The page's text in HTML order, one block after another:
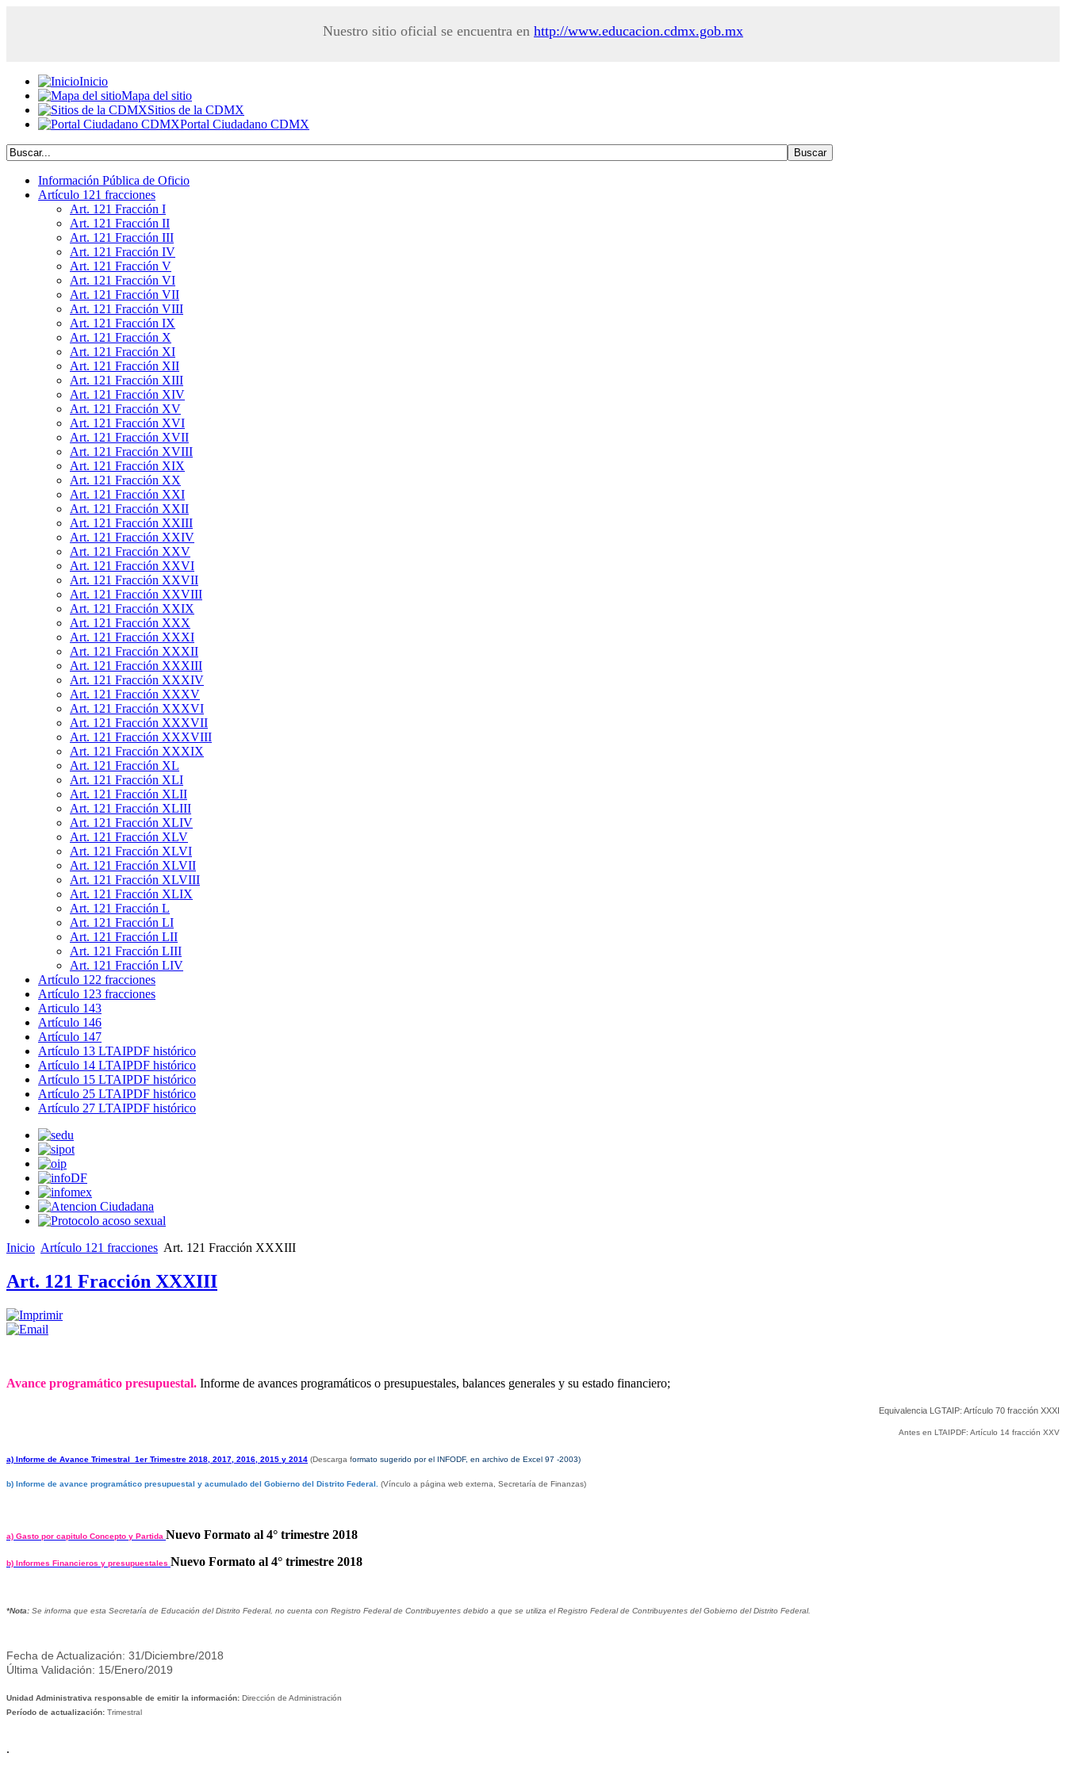
Nuestro sitio oficial se encuentra en http://www.educacion.cdmx.gob.mx
Inicio
Mapa del sitio
Sitios de la CDMX
Portal Ciudadano CDMX
Información Pública de Oficio
Artículo 121 fracciones
Art. 121 Fracción I
Art. 121 Fracción II
Art. 121 Fracción III
Art. 121 Fracción IV
Art. 121 Fracción V
Art. 121 Fracción VI
Art. 121 Fracción VII
Art. 121 Fracción VIII
Art. 121 Fracción IX
Art. 121 Fracción X
Art. 121 Fracción XI
Art. 121 Fracción XII
Art. 121 Fracción XIII
Art. 121 Fracción XIV
Art. 121 Fracción XV
Art. 121 Fracción XVI
Art. 121 Fracción XVII
Art. 121 Fracción XVIII
Art. 121 Fracción XIX
Art. 121 Fracción XX
Art. 121 Fracción XXI
Art. 121 Fracción XXII
Art. 121 Fracción XXIII
Art. 121 Fracción XXIV
Art. 121 Fracción XXV
Art. 121 Fracción XXVI
Art. 121 Fracción XXVII
Art. 121 Fracción XXVIII
Art. 121 Fracción XXIX
Art. 121 Fracción XXX
Art. 121 Fracción XXXI
Art. 121 Fracción XXXII
Art. 121 Fracción XXXIII
Art. 121 Fracción XXXIV
Art. 121 Fracción XXXV
Art. 121 Fracción XXXVI
Art. 121 Fracción XXXVII
Art. 121 Fracción XXXVIII
Art. 121 Fracción XXXIX
Art. 121 Fracción XL
Art. 121 Fracción XLI
Art. 121 Fracción XLII
Art. 121 Fracción XLIII
Art. 121 Fracción XLIV
Art. 121 Fracción XLV
Art. 121 Fracción XLVI
Art. 121 Fracción XLVII
Art. 121 Fracción XLVIII
Art. 121 Fracción XLIX
Art. 121 Fracción L
Art. 121 Fracción LI
Art. 121 Fracción LII
Art. 121 Fracción LIII
Art. 121 Fracción LIV
Artículo 122 fracciones
Artículo 123 fracciones
Articulo 143
Artículo 146
Artículo 147
Artículo 13 LTAIPDF histórico
Artículo 14 LTAIPDF histórico
Artículo 15 LTAIPDF histórico
Artículo 25 LTAIPDF histórico
Artículo 27 LTAIPDF histórico
Inicio Artículo 121 fracciones Art. 121 Fracción XXXIII
Art. 121 Fracción XXXIII
Avance programático presupuestal. Informe de avances programáticos o presupuestales, balances generales y su estado financiero;
Equivalencia LGTAIP: Artículo 70 fracción XXXI
Antes en LTAIPDF: Artículo 14 fracción XXV
a) Informe de Avance Trimestral 1er Trimestre 2018, 2017, 2016, 2015 y 2014 (Descarga formato sugerido por el INFODF, en archivo de Excel 97 -2003)
b) Informe de avance programático presupuestal y acumulado del Gobierno del Distrito Federal. (Vínculo a página web externa, Secretaría de Finanzas)
a) Gasto por capitulo Concepto y Partida Nuevo Formato al 4° trimestre 2018
b) Informes Financieros y presupuestales Nuevo Formato al 4° trimestre 2018
*Nota: Se informa que esta Secretaría de Educación del Distrito Federal, no cuenta con Registro Federal de Contribuyentes debido a que se utiliza el Registro Federal de Contribuyentes del Gobierno del Distrito Federal.
Fecha de Actualización: 31/Diciembre/2018
Última Validación: 15/Enero/2019
Unidad Administrativa responsable de emitir la información: Dirección de Administración
Período de actualización: Trimestral
.